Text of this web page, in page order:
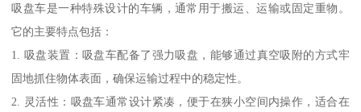
吸盘车是一种特殊设计的车辆，通常用于搬运、运输或固定重物。
它的主要特点包括：
1. 吸盘装置：吸盘车配备了强力吸盘，能够通过真空吸附的方式牢
固地抓住物体表面，确保运输过程中的稳定性。
2. 灵活性：吸盘车通常设计紧凑，便于在狭小空间内操作，适合在